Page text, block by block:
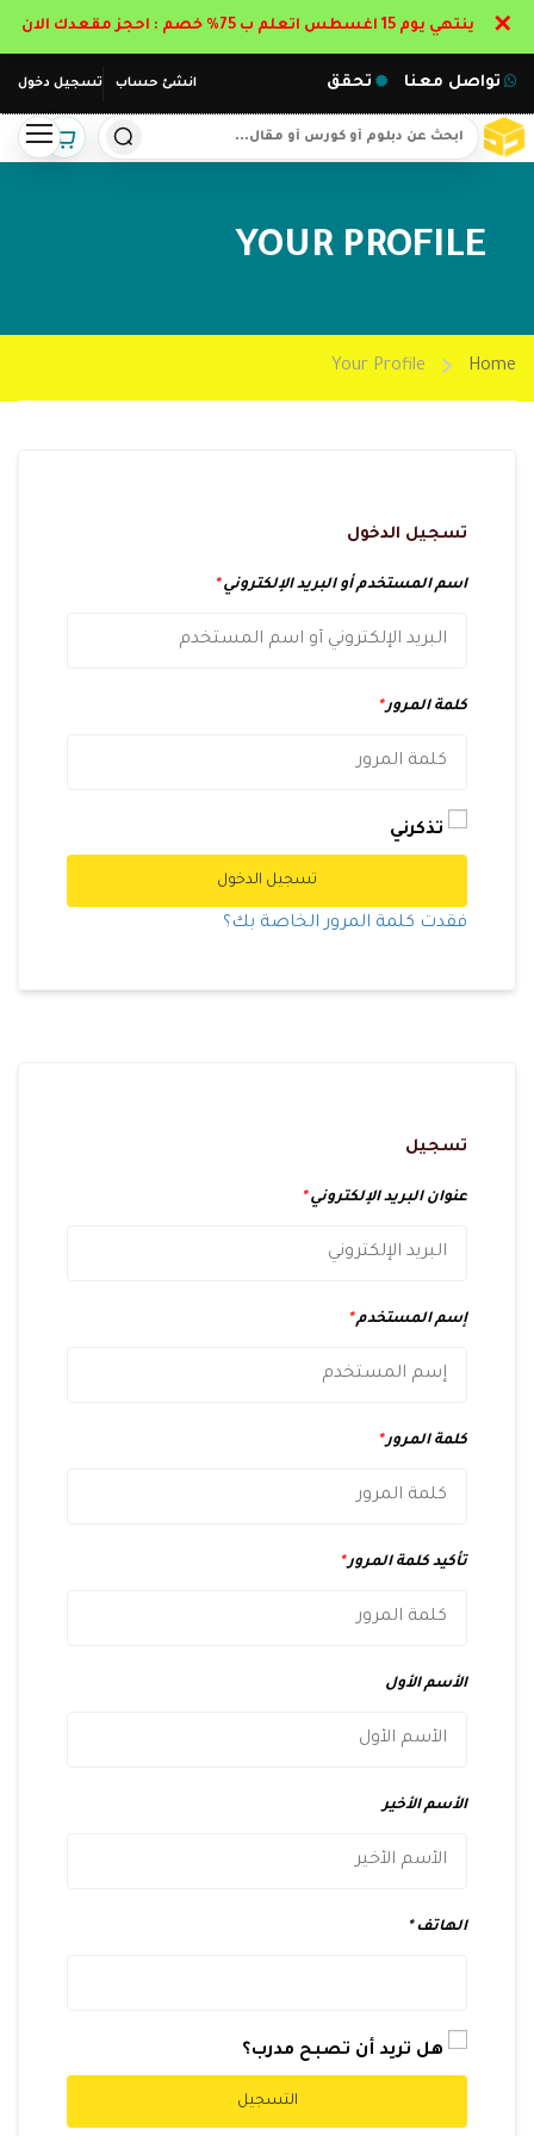
انشئ حساب تسجيل دخول تواصل معنا تحقق
YOUR PROFILE
Home
Your Profile
تسجيل الدخول
اسم المستخدم أو البريد الإلكتروني*
كلمة المرور*
تذكرني
تسجيل الدخول
فقدت كلمة المرور الخاصة بك؟
تسجيل
عنوان البريد الإلكتروني*
إسم المستخدم*
كلمة المرور*
تأكيد كلمة المرور*
الأسم الأول
الأسم الأخير
الهاتف
هل تريد أن تصبح مدرب؟
التسجيل
ينتهي يوم 15 اغسطس اتعلم ب 75% خصم : احجز مقعدك الان ✕